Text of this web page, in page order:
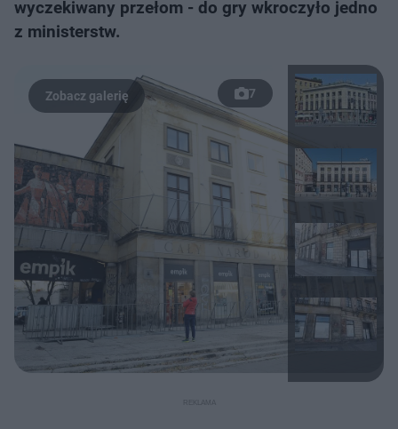
wyczekiwany przełom - do gry wkroczyło jedno
z ministerstw.
7